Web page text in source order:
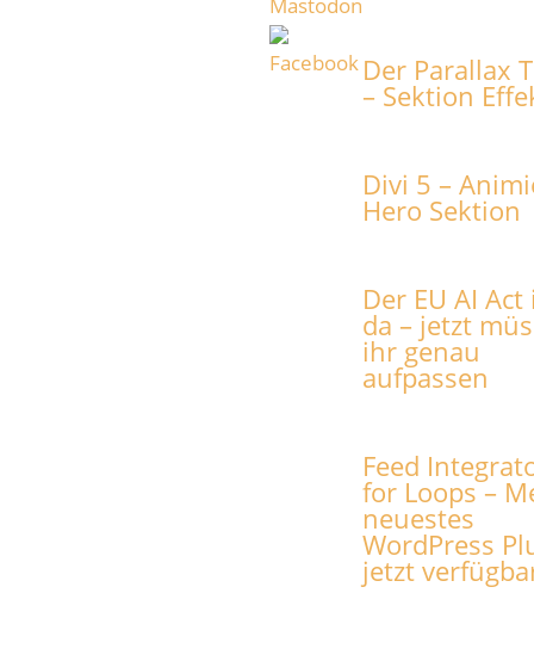
Der Parallax
– Sektion
Divi 5 –
Hero Sektion
Der EU AI Act
da – jetzt
ihr genau
aufpassen
Feed
for Loops –
neuestes
WordPress
jetzt